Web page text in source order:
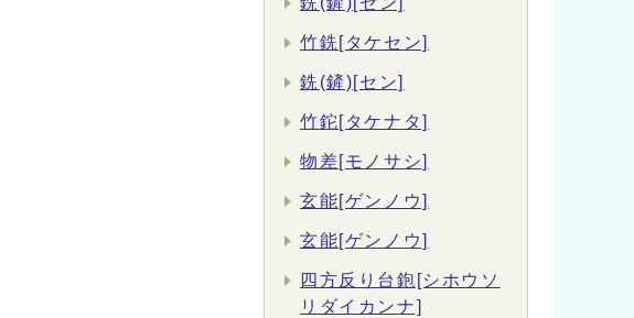
竹銑[タケセン]
銑(鏟)[セン]
竹鉈[タケナタ]
物差[モノサシ]
玄能[ゲンノウ]
玄能[ゲンノウ]
四方反り台鉋[シホウソ
リダイカンナ]